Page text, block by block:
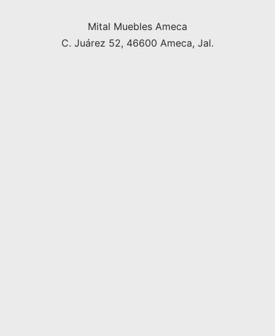
Mital Muebles Ameca
C. Juárez 52, 46600 Ameca, Jal.